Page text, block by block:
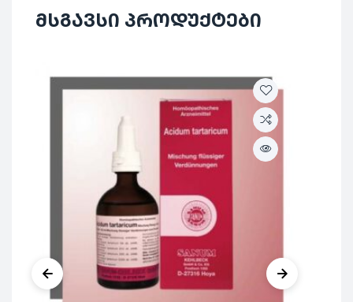
კატეგორია
პრეპარატები
მსგავსი პროდუქტები